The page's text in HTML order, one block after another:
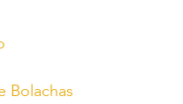
Bolachas